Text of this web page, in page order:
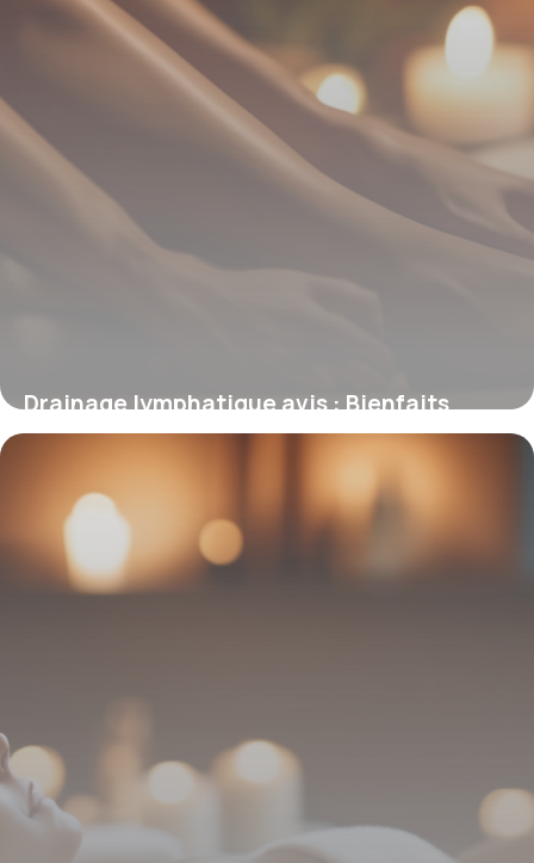
Drainage lymphatique avis : Bienfaits
prouvés